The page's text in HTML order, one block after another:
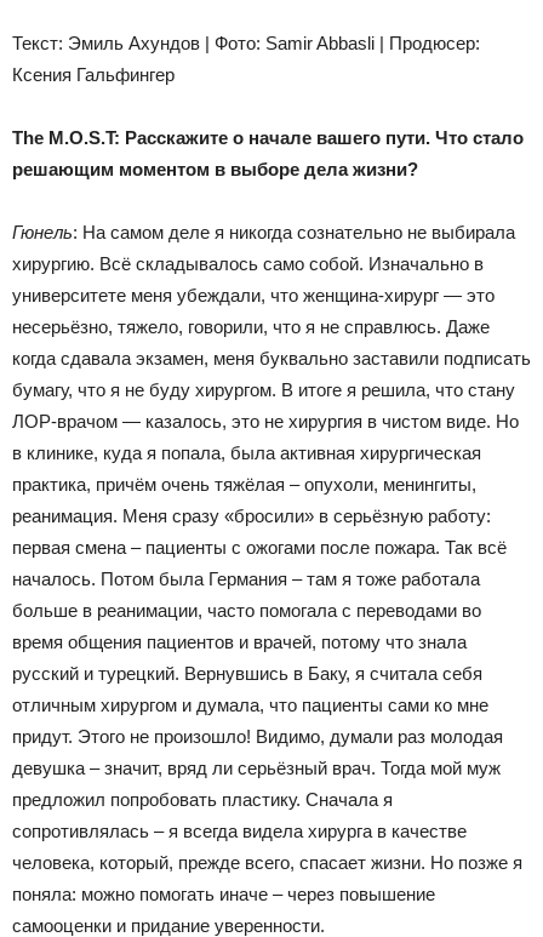
Текст: Эмиль Ахундов | Фото: Samir Abbasli | Продюсер:
Ксения Гальфингер
The M.O.S.T: Расскажите о начале вашего пути. Что стало
решающим моментом в выборе дела жизни?
Гюнель: На самом деле я никогда сознательно не выбирала
хирургию. Всё складывалось само собой. Изначально в
университете меня убеждали, что женщина-хирург — это
несерьёзно, тяжело, говорили, что я не справлюсь. Даже
когда сдавала экзамен, меня буквально заставили подписать
бумагу, что я не буду хирургом. В итоге я решила, что стану
ЛОР-врачом — казалось, это не хирургия в чистом виде. Но
в клинике, куда я попала, была активная хирургическая
практика, причём очень тяжёлая – опухоли, менингиты,
реанимация. Меня сразу «бросили» в серьёзную работу:
первая смена – пациенты с ожогами после пожара. Так всё
началось. Потом была Германия – там я тоже работала
больше в реанимации, часто помогала с переводами во
время общения пациентов и врачей, потому что знала
русский и турецкий. Вернувшись в Баку, я считала себя
отличным хирургом и думала, что пациенты сами ко мне
придут. Этого не произошло! Видимо, думали раз молодая
девушка – значит, вряд ли серьёзный врач. Тогда мой муж
предложил попробовать пластику. Сначала я
сопротивлялась – я всегда видела хирурга в качестве
человека, который, прежде всего, спасает жизни. Но позже я
поняла: можно помогать иначе – через повышение
самооценки и придание уверенности.